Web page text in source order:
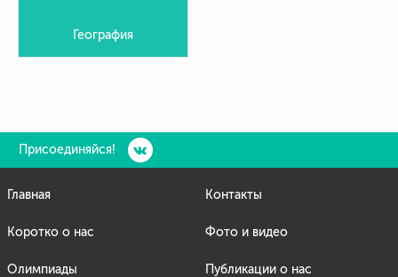
География
Присоединяйся!
Главная
Коротко о нас
Олимпиады
Контакты
Фото и видео
Публикации о нас